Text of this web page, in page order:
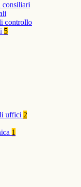
consiliari
controllo
5
uffici 2
1